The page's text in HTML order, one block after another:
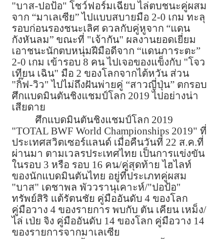
"บาส-ปอป้อ" โชว์ฟอร์มเฉียบ ไล่ตบชนะคู่ผสม
จาก “มาเลเซีย” ไปแบบสบายมือ 2-0 เกม ทะลุ
รอบก่อนรองชนะเลิศ ดวลกับคู่หูจาก “แดน
กังหันลม” ขณะที่ "เจ้ากัน" ผลงานยอดเยี่ยม
เอาชนะนักตบหนุ่มฝีมือดีจาก “แดนภาระตะ”
2-0 เกม เข้ารอบ 8 คน ไปเจอของแข็งกับ "โจว
เทียน เฉิน" มือ 2 ของโลกจากไต้หวัน ส่วน
"กิ๊ฟ-วิว" ไปไม่ถึงฝันพ่ายคู่ “สาวญี่ปุ่น” ตกรอบ
ศึกแบดมินตันชิงแชมป์โลก 2019 ไปอย่างน่า
เสียดาย
ศึกแบดมินตันชิงแชมป์โลก 2019
"TOTAL BWF World Championships 2019" ที่
ประเทศสวิตเซอร์แลนด์ เมื่อคืนวันที่ 22 ส.ค.ที่
ผ่านมา ตามเวลรประเทศไทย เป็นการแข่งขัน
ในรอบ 3 หรือ รอบ 16 คน/คู่สุดท้าย ไฮไลท์
ของนักแบดมินตันไทย อยู่ที่ประเภทคู่ผสม
"บาส" เดชาพล พัววรานุเคาะห์/"ปอป้อ"
ทรัพย์สิริ แต้รัตนชัย คู่มืออันดับ 4 ของโลก
คู่มือวาง 4 ของรายการ พบกับ ตัน เคียน เหม็ง/
ไล่ เป่ย จิง คู่มืออันดับ 14 ของโลก คู่มือวาง 14
ของรายการจากมาเลเซีย